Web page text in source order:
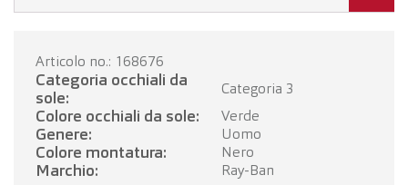
FISSI UN APPUNTAMENTO
Articolo no.: 168676
Categoria occhiali da
sole:
Categoria 3
Colore occhiali da sole: Verde
Genere: Uomo
Colore montatura: Nero
Marchio: Ray-Ban